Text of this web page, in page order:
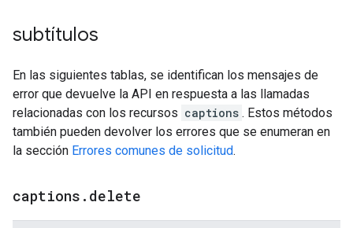
subtítulos
En las siguientes tablas, se identifican los mensajes de
error que devuelve la API en respuesta a las llamadas
relacionadas con los recursos captions . Estos métodos
también pueden devolver los errores que se enumeran en
la sección Errores comunes de solicitud.
captions . delete